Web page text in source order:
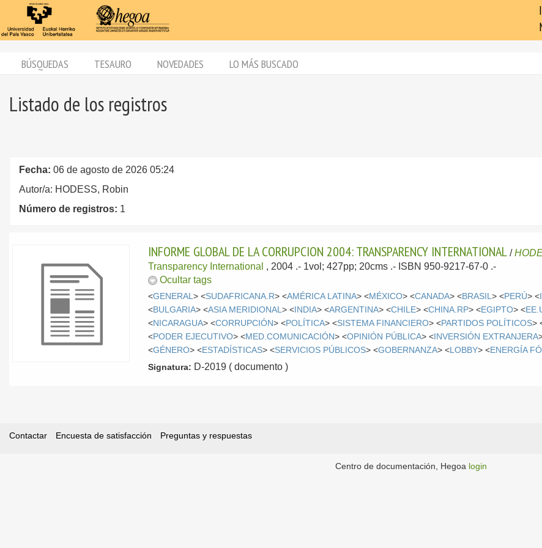
BÚSQUEDAS TESAURO NOVEDADES LO MÁS BUSCADO
Listado de los registros
Fecha: 06 de agosto de 2026 05:24
Autor/a: HODESS, Robin
Número de registros: 1
INFORME GLOBAL DE LA CORRUPCION 2004: TRANSPARENCY INTERNATIONAL /
Transparency International , 2004 .- 1vol; 427pp; 20cms .- ISBN 950-9217-67-0 .-
Ocultar tags
<GENERAL> <SUDAFRICANA.R> <AMÉRICA LATINA> <MÉXICO> <CANADA> <BRASIL> <PERÚ> <
<BULGARIA> <ASIA MERIDIONAL> <INDIA> <ARGENTINA> <CHILE> <CHINA.RP> <EGIPTO> <
<NICARAGUA> <CORRUPCIÓN> <POLÍTICA> <SISTEMA FINANCIERO> <PARTIDOS POLÍTICOS>
<PODER EJECUTIVO> <MED.COMUNICACIÓN> <OPINIÓN PÚBLICA> <INVERSIÓN EXTRANJERA
<GÉNERO> <ESTADÍSTICAS> <SERVICIOS PÚBLICOS> <GOBERNANZA> <LOBBY> <ENERGÍA
Signatura: D-2019 ( documento )
Contactar Encuesta de satisfacción Preguntas y respuestas
Centro de documentación, Hegoa login